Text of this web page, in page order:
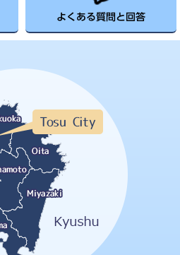
よくある質問と回答